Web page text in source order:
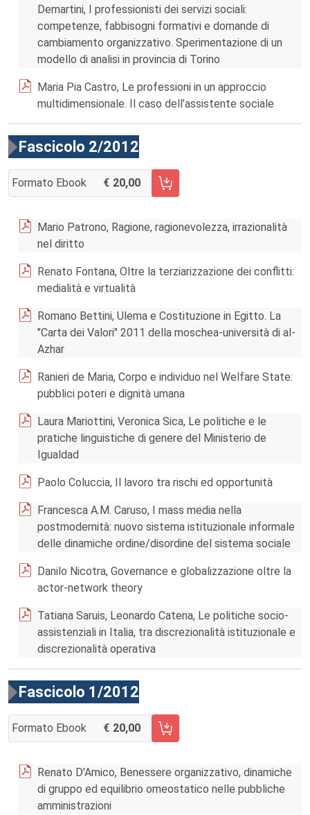
Demartini, I professionisti dei servizi sociali:
competenze, fabbisogni formativi e domande di
cambiamento organizzativo. Sperimentazione di un
modello di analisi in provincia di Torino
Maria Pia Castro, Le professioni in un approccio
multidimensionale. Il caso dell’assistente sociale
Fascicolo 2/2012
Formato Ebook 20,00
AGGIUNGI AL CARRELLO FASCICOLO 2/2012
Mario Patrono, Ragione, ragionevolezza, irrazionalità
nel diritto
Renato Fontana, Oltre la terziarizzazione dei conflitti:
medialità e virtualità
Romano Bettini, Ulema e Costituzione in Egitto. La
"Carta dei Valori" 2011 della moschea-università di al-
Azhar
Ranieri de Maria, Corpo e individuo nel Welfare State:
pubblici poteri e dignità umana
Laura Mariottini, Veronica Sica, Le politiche e le
pratiche linguistiche di genere del Ministerio de
Igualdad
Paolo Coluccia, Il lavoro tra rischi ed opportunità
Francesca A.M. Caruso, I mass media nella
postmodernità: nuovo sistema istituzionale informale
delle dinamiche ordine/disordine del sistema sociale
Danilo Nicotra, Governance e globalizzazione oltre la
actor-network theory
Tatiana Saruis, Leonardo Catena, Le politiche socio-
assistenziali in Italia, tra discrezionalità istituzionale e
discrezionalità operativa
Fascicolo 1/2012
Formato Ebook 20,00
AGGIUNGI AL CARRELLO FASCICOLO 1/2012
Renato D'Amico, Benessere organizzativo, dinamiche
di gruppo ed equilibrio omeostatico nelle pubbliche
amministrazioni